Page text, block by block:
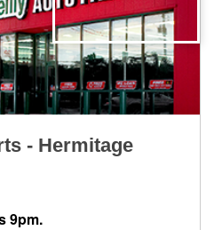
- Hermitage
9pm.